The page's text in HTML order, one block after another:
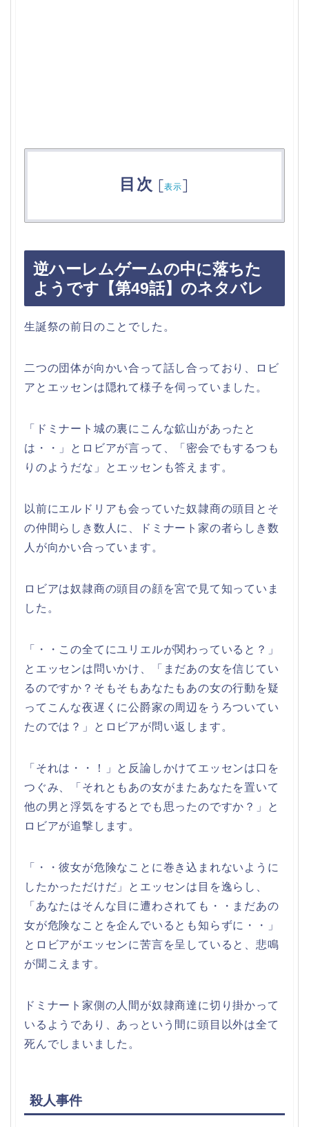
目次 [表示]
逆ハーレムゲームの中に落ちた
ようです【第49話】のネタバレ
生誕祭の前日のことでした。
二つの団体が向かい合って話し合っており、ロビ
アとエッセンは隠れて様子を伺っていました。
「ドミナート城の裏にこんな鉱山があったと
は・・」とロビアが言って、「密会でもするつも
りのようだな」とエッセンも答えます。
以前にエルドリアも会っていた奴隷商の頭目とそ
の仲間らしき数人に、ドミナート家の者らしき数
人が向かい合っています。
ロビアは奴隷商の頭目の顔を宮で見て知っていま
した。
「・・この全てにユリエルが関わっていると？」
とエッセンは問いかけ、「まだあの女を信じてい
るのですか？そもそもあなたもあの女の行動を疑
ってこんな夜遅くに公爵家の周辺をうろついてい
たのでは？」とロビアが問い返します。
「それは・・！」と反論しかけてエッセンは口を
つぐみ、「それともあの女がまたあなたを置いて
他の男と浮気をするとでも思ったのですか？」と
ロビアが追撃します。
「・・彼女が危険なことに巻き込まれないように
したかっただけだ」とエッセンは目を逸らし、
「あなたはそんな目に遭わされても・・まだあの
女が危険なことを企んでいるとも知らずに・・」
とロビアがエッセンに苦言を呈していると、悲鳴
が聞こえます。
ドミナート家側の人間が奴隷商達に切り掛かって
いるようであり、あっという間に頭目以外は全て
死んでしまいました。
殺人事件